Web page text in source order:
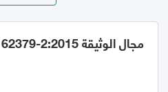
مجال الوثيقة GSO IEC 62379-2:2015